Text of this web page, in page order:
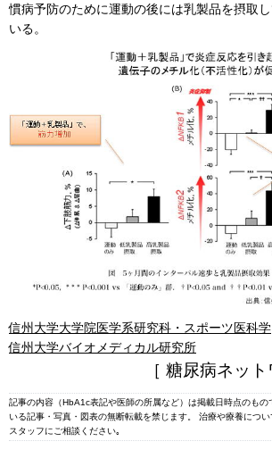
慣病予防のために運動の後には乳製品を摂取
いる。
信州大学大学院医学系研究科・スポーツ医科学
信州大学バイオメディカル研究所
［ 糖尿病ネッ
記事の内容（HbA1c表記や医師の所属など）は掲載日時点のもの
いる記事・写真・図表の無断転載を禁じます。 治療や療養につ
スタッフにご相談ください｡